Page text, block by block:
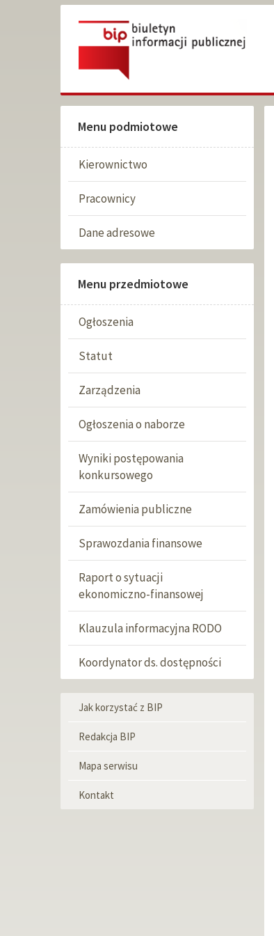
Menu podmiotowe
Kierownictwo
Pracownicy
Dane adresowe
Menu przedmiotowe
Ogłoszenia
Statut
Zarządzenia
Ogłoszenia o naborze
Wyniki postępowania
konkursowego
Zamówienia publiczne
Sprawozdania finansowe
Raport o sytuacji
ekonomiczno-finansowej
Klauzula informacyjna RODO
Koordynator ds. dostępności
Menu
Jak korzystać z BIP
Redakcja BIP
Mapa serwisu
Kontakt